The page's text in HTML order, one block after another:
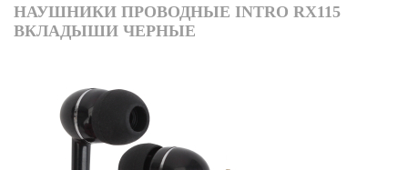
НАУШНИКИ ПРОВОДНЫЕ INTRO RX115
ВКЛАДЫШИ ЧЕРНЫЕ